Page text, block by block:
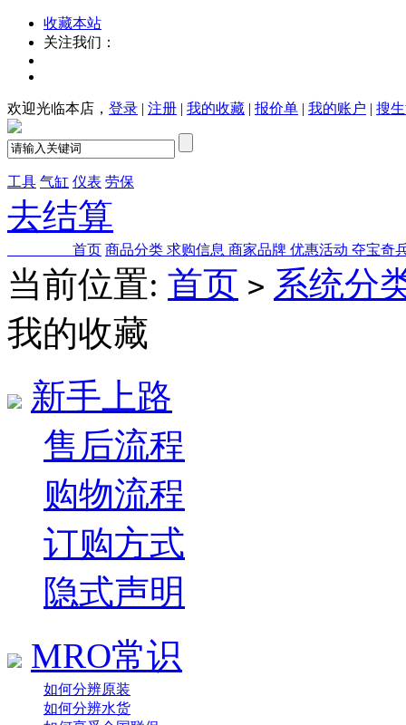
收藏本站
关注我们：
欢迎光临本店， 登录 | 注册 | 我的收藏 | 报价单 | 我的账户 | 搜
工具 气缸 仪表 劳保
去结算
首页 商品分类 求购信息 商家品牌 优惠活动 夺宝奇
当前位置: 首页 > 系统分
我的收藏
新手上路
售后流程
购物流程
订购方式
隐式声明
MRO常识
如何分辨原装
如何分辨水货